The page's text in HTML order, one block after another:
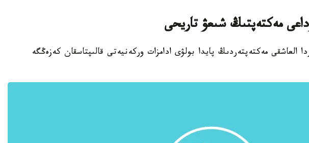
مەكتەپتىڭ شىعۋ تاريحى
العاشقى مەكتەپتەردىڭ پايدا بولۋى ادامزات وركەنيەتى قالىپتاسقان كەزەڭگە